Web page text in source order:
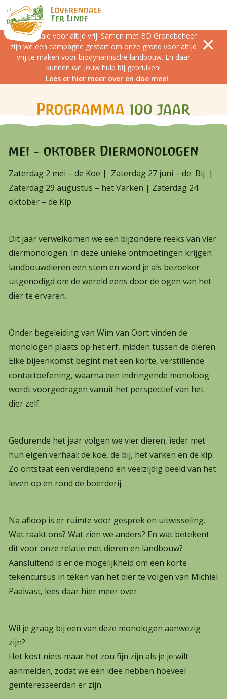
Loverendale voor altijd vrij! Samen met BD Grondbeheer
zijn we een campagne gestart om onze grond voor altijd
vrij te maken voor biodynamische landbouw. En daar
kunnen we jouw hulp bij gebruiken!
Lees er hier meer over en doe mee!
Programma 100 jaar
mei - oktober Diermonologen
Zaterdag 2 mei – de Koe | Zaterdag 27 juni – de Bij |
Zaterdag 29 augustus – het Varken | Zaterdag 24
oktober – de Kip
Dit jaar verwelkomen we een bijzondere reeks van vier
diermonologen. In deze unieke ontmoetingen krijgen
landbouwdieren een stem en word je als bezoeker
uitgenodigd om de wereld eens door de ogen van het
dier te ervaren.
Onder begeleiding van Wim van Oort vinden de
monologen plaats op het erf, midden tussen de dieren.
Elke bijeenkomst begint met een korte, verstillende
contactoefening, waarna een indringende monoloog
wordt voorgedragen vanuit het perspectief van het
dier zelf.
Gedurende het jaar volgen we vier dieren, ieder met
hun eigen verhaal: de koe, de bij, het varken en de kip.
Zo ontstaat een verdiepend en veelzijdig beeld van het
leven op en rond de boerderij.
Na afloop is er ruimte voor gesprek en uitwisseling.
Wat raakt ons? Wat zien we anders? En wat betekent
dit voor onze relatie met dieren en landbouw?
Aansluitend is er de mogelijkheid om een korte
tekencursus in teken van het dier te volgen van Michiel
Paalvast, lees daar hier meer over.
Wil je graag bij een van deze monologen aanwezig
zijn?
Het kost niets maar het zou fijn zijn als je je wilt
aanmelden, zodat we een idee hebben hoeveel
geïnteresseerden er zijn.